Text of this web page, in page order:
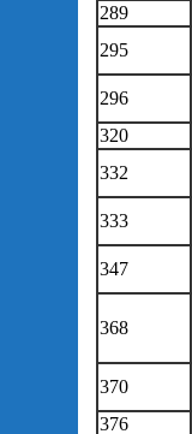
289
295
296
320
332
333
347
368
370
376